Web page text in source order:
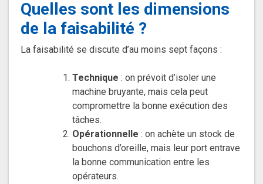
Quelles sont les dimensions
de la faisabilité ?
La faisabilité se discute d’au moins sept façons :
Technique : on prévoit d’isoler une
machine bruyante, mais cela peut
compromettre la bonne exécution des
tâches.
Opérationnelle : on achète un stock de
bouchons d’oreille, mais leur port entrave
la bonne communication entre les
opérateurs.